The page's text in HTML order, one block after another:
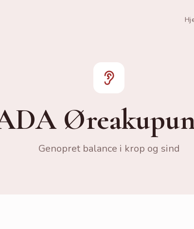
Genopret balance i krop og sind